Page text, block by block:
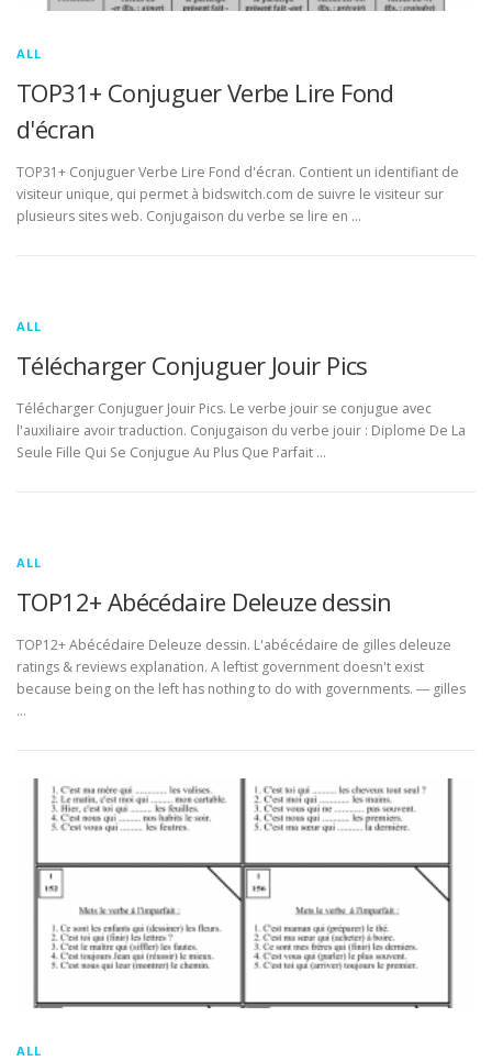
ALL
TOP31+ Conjuguer Verbe Lire Fond
d'écran
TOP31+ Conjuguer Verbe Lire Fond d'écran. Contient un identifiant de
visiteur unique, qui permet à bidswitch.com de suivre le visiteur sur
plusieurs sites web. Conjugaison du verbe se lire en …
ALL
Télécharger Conjuguer Jouir Pics
Télécharger Conjuguer Jouir Pics. Le verbe jouir se conjugue avec
l'auxiliaire avoir traduction. Conjugaison du verbe jouir : Diplome De La
Seule Fille Qui Se Conjugue Au Plus Que Parfait …
ALL
TOP12+ Abécédaire Deleuze dessin
TOP12+ Abécédaire Deleuze dessin. L'abécédaire de gilles deleuze
ratings & reviews explanation. A leftist government doesn't exist
because being on the left has nothing to do with governments. ― gilles
…
ALL